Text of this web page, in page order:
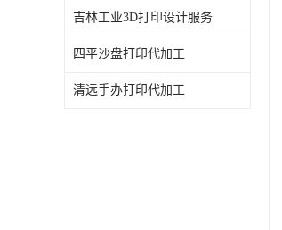
吉林工业3D打印设计服务
四平沙盘打印代加工
清远手办打印代加工